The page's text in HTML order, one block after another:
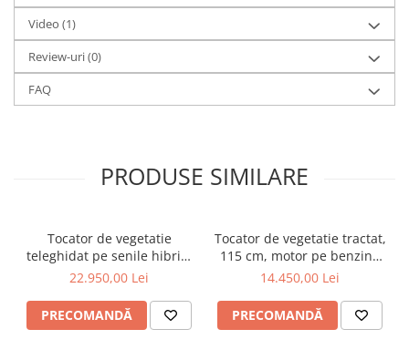
Video (1)
Review-uri(0)
FAQ
PRODUSE SIMILARE
Tocator de vegetatie
teleghidat pe senile hibrid,
benzina, 120 cm, motor
RSC120PRO Hibrid
22.950,00 Lei
PRECOMANDĂ
Tocator de vegetatie tractat,
115 cm, motor pe benzina
de 15 CP, Jansen AT-120
14.450,00 Lei
PRECOMANDĂ